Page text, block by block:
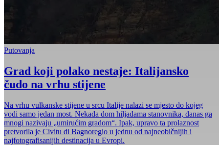
Putovanja
Grad koji polako nestaje: Italijansko
čudo na vrhu stijene
Na vrhu vulkanske stijene u srcu Italije nalazi se mjesto do kojeg
vodi samo jedan most. Nekada dom hiljadama stanovnika, danas ga
mnogi nazivaju „umirućim gradom“. Ipak, upravo ta prolaznost
pretvorila je Civitu di Bagnoregio u jednu od najneobičnijih i
najfotografisanijih destinacija u Evropi.